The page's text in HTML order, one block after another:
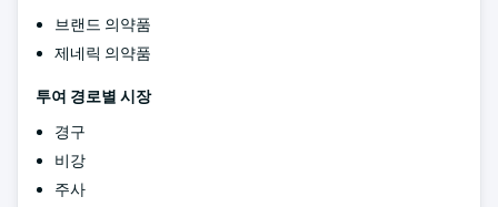
브랜드 의약품
제네릭 의약품
투여 경로별 시장
경구
비강
주사